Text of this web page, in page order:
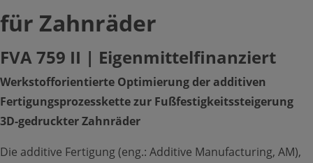
für Zahnräder
FVA 759 II | Eigenmittelfinanziert
Werkstofforientierte Optimierung der additiven
Fertigungsprozesskette zur Fußfestigkeitssteigerung
3D-gedruckter Zahnräder
Die additive Fertigung (eng.: Additive Manufacturing, AM),
Trendradar
Netzwerk
Toggle Submenu